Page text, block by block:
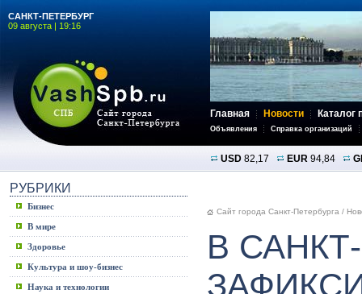
САНКТ-ПЕТЕРБУРГ
09 августа | 19:16
Главная Новости Каталог
Объявления Справка организаций
USD 82,17 EUR 94,84
РУБРИКИ
Бизнес
В мире
Здоровье
Культура и шоу-бизнес
Наука и технологии
Сайт города Санкт-Петербурга /
В